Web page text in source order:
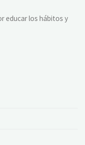
educar los hábitos y